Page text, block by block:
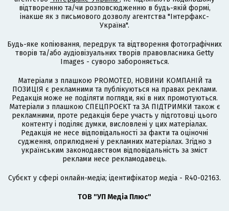
відтворенню та/чи розповсюдженню в будь-якій формі,
інакше як з письмового дозволу агентства "Інтерфакс-
Україна".
Будь-яке копіювання, передрук та відтворення фотографічних
творів та/або аудіовізуальних творів правовласника Getty
Images - суворо забороняється.
Матеріали з плашкою PROMOTED, НОВИНИ КОМПАНІЙ та
ПОЗИЦІЯ є рекламними та публікуються на правах реклами.
Редакція може не поділяти погляди, які в них промотуються.
Матеріали з плашкою СПЕЦПРОЄКТ та ЗА ПІДТРИМКИ також є
рекламними, проте редакція бере участь у підготовці цього
контенту і поділяє думки, висловлені у цих матеріалах.
Редакція не несе відповідальності за факти та оціночні
судження, оприлюднені у рекламних матеріалах. Згідно з
українським законодавством відповідальність за зміст
реклами несе рекламодавець.
Cубєкт у сфері онлайн-медіа; ідентифікатор медіа - R40-02163.
ТОВ "УП Медіа Плюс"